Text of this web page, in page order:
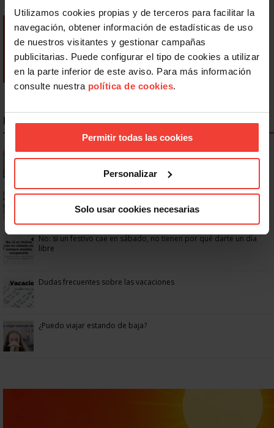
Utilizamos cookies propias y de terceros para facilitar la
navegación, obtener información de estadísticas de uso
de nuestros visitantes y gestionar campañas
publicitarias. Puede configurar el tipo de cookies a utilizar
en la parte inferior de este aviso. Para más información
consulte nuestra política de cookies.
Permitir todas las cookies
Personalizar
Solo usar cookies necesarias
NOTICIAS MÁS LEÍDAS
Se actualizan las patologías para acceder a la jubilación
anticipada por discapacidad
Ya os podéis descargar la app de USO
No: si un festivo cae en sábado, no tienen por qué darte un día
libre
Dudas frecuentes sobre las vacaciones
¿Puedo viajar estando de baja?